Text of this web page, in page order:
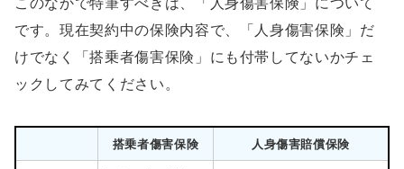
です。現在契約中の保険内容で、「人身傷害保険」だ
けでなく「搭乗者傷害保険」にも付帯してないかチェ
ックしてみてください。
搭乗者傷害保険 人身傷害賠償保険